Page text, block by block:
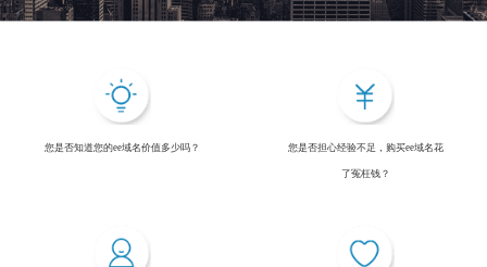
您是否知道您的ee域名价值多少吗？ 您是否担心经验不足，购买ee域名花
了冤枉钱？